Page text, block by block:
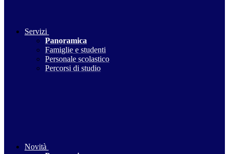
Servizi
Panoramica
Famiglie e studenti
Personale scolastico
Percorsi di studio
Novità